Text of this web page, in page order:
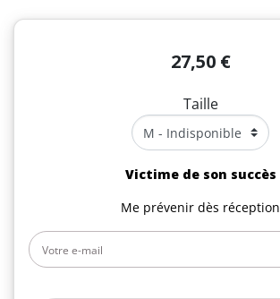
27,50 €
Taille
Victime de son succès
Me prévenir dès réception